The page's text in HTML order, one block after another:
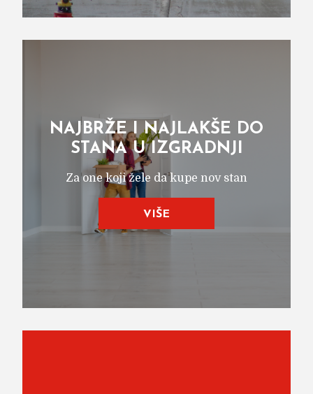
NAJBRŽE I NAJLAKŠE DO
STANA U IZGRADNJI
Za one koji žele da kupe nov stan
VIŠE